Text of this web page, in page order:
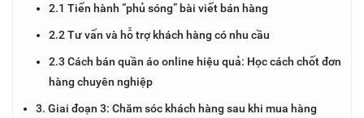
2.1 Tiến hành “phủ sóng” bài viết bán hàng
2.2 Tư vấn và hỗ trợ khách hàng có nhu cầu
2.3 Cách bán quần áo online hiệu quả: Học cách chốt đơn
hàng chuyên nghiệp
3. Giai đoạn 3: Chăm sóc khách hàng sau khi mua hàng